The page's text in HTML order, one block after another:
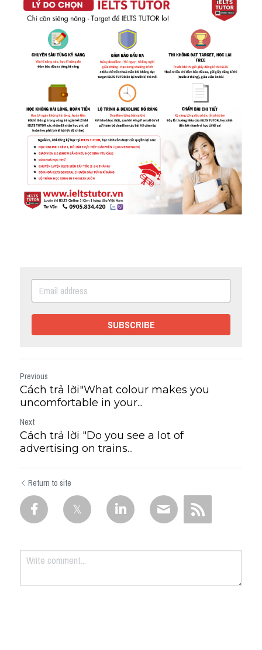
SUBSCRIBE
Previous
Cách trả lời"What colour makes you
uncomfortable in your...
Next
Cách trả lời "Do you see a lot of
advertising on trains...
Return to site